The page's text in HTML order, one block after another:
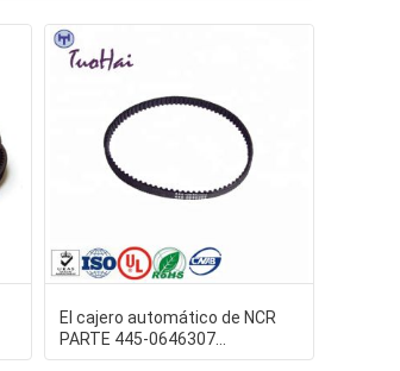
El cajero automático de NCR
PARTE 445-0646307
445064307 correa de impulsión